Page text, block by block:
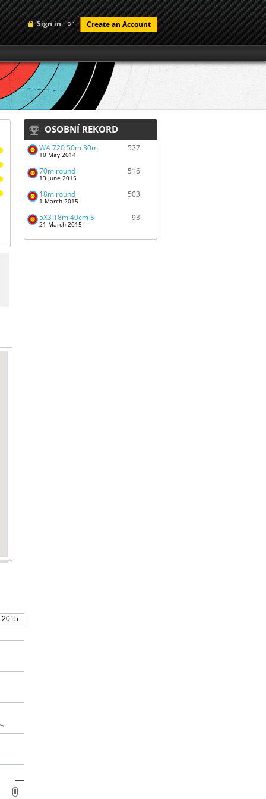
Sign in or Create an Account
2015
OSOBNÍ REKORD
WA 720 50m 30m
10 May 2014
527
70m round
13 June 2015
516
18m round
1 March 2015
503
5X3 18m 40cm S
21 March 2015
93